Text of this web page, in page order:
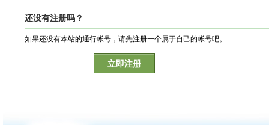
还没有注册吗？
如果还没有本站的通行帐号，请先注册一个属于自己的帐号吧。
立即注册